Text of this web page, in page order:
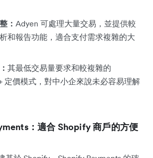
： Adyen 可處理大量交易，並提供較
和報告功能，適合支付需求複雜的大
其最低交易量要求和較複雜的
定價模式，對中小企來說未必容易理解
：適合 Shopify 商戶的方便